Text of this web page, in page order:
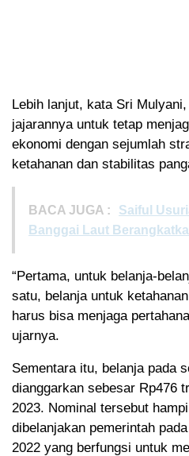
Lebih lanjut, kata Sri
jajarannya untuk tetap
ekonomi dengan sejumlah
ketahanan dan stabilitas
BACA JUGA :
Saiful
Banggai Laut
“Pertama, untuk belanja-
satu, belanja untuk
harus bisa menjaga
ujarnya.
Sementara itu, belanja pada
dianggarkan sebesar Rp476
2023. Nominal tersebut
dibelanjakan pemerintah
2022 yang berfungsi untuk